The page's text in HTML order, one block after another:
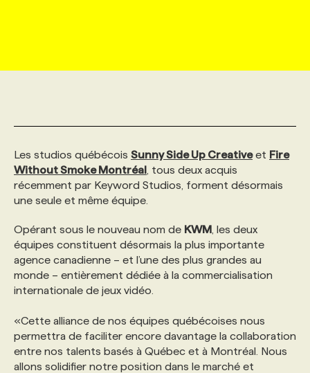
INITIATIVES NUMÉRIQUES
PRIX ET DISTINCTIONS
MARKETING DURABLE
GEO/SEO
NOS AUTEUR‧RICES
ANNONCEZ AVEC NOUS
PROFIL ENTREPRISE
FAQ
PROFIL CANDIDAT
ANNONCEZ AVEC NOUS
NOS PARCOURS DE FORMATIONS
FORMATIONS PERSONNALISÉES
POURQUOI CHOISIR NOS FORMATIONS
NOS TARIFS
PROGRAMMES DE SUBVENTIONS
SERVICE DE CHASSE DE TÊTE
NOS TARIFS
FAQ
ANNONCEZ AVEC NOUS
Les studios québécois Sunny Side Up Creativeet Fire
Without Smoke Montréal , tous deux acquis
récemment par Keyword Studios, forment désormais
une seule et même équipe.
Opérant sous le nouveau nom de KWM , les deux
équipes constituent désormais la plus importante
agence canadienne – et l’une des plus grandes au
monde – entièrement dédiée à la commercialisation
internationale de jeux vidéo.
«Cette alliance de nos équipes québécoises nous
permettra de faciliter encore davantage la collaboration
entre nos talents basés à Québec et à Montréal. Nous
allons solidifier notre position dans le marché et